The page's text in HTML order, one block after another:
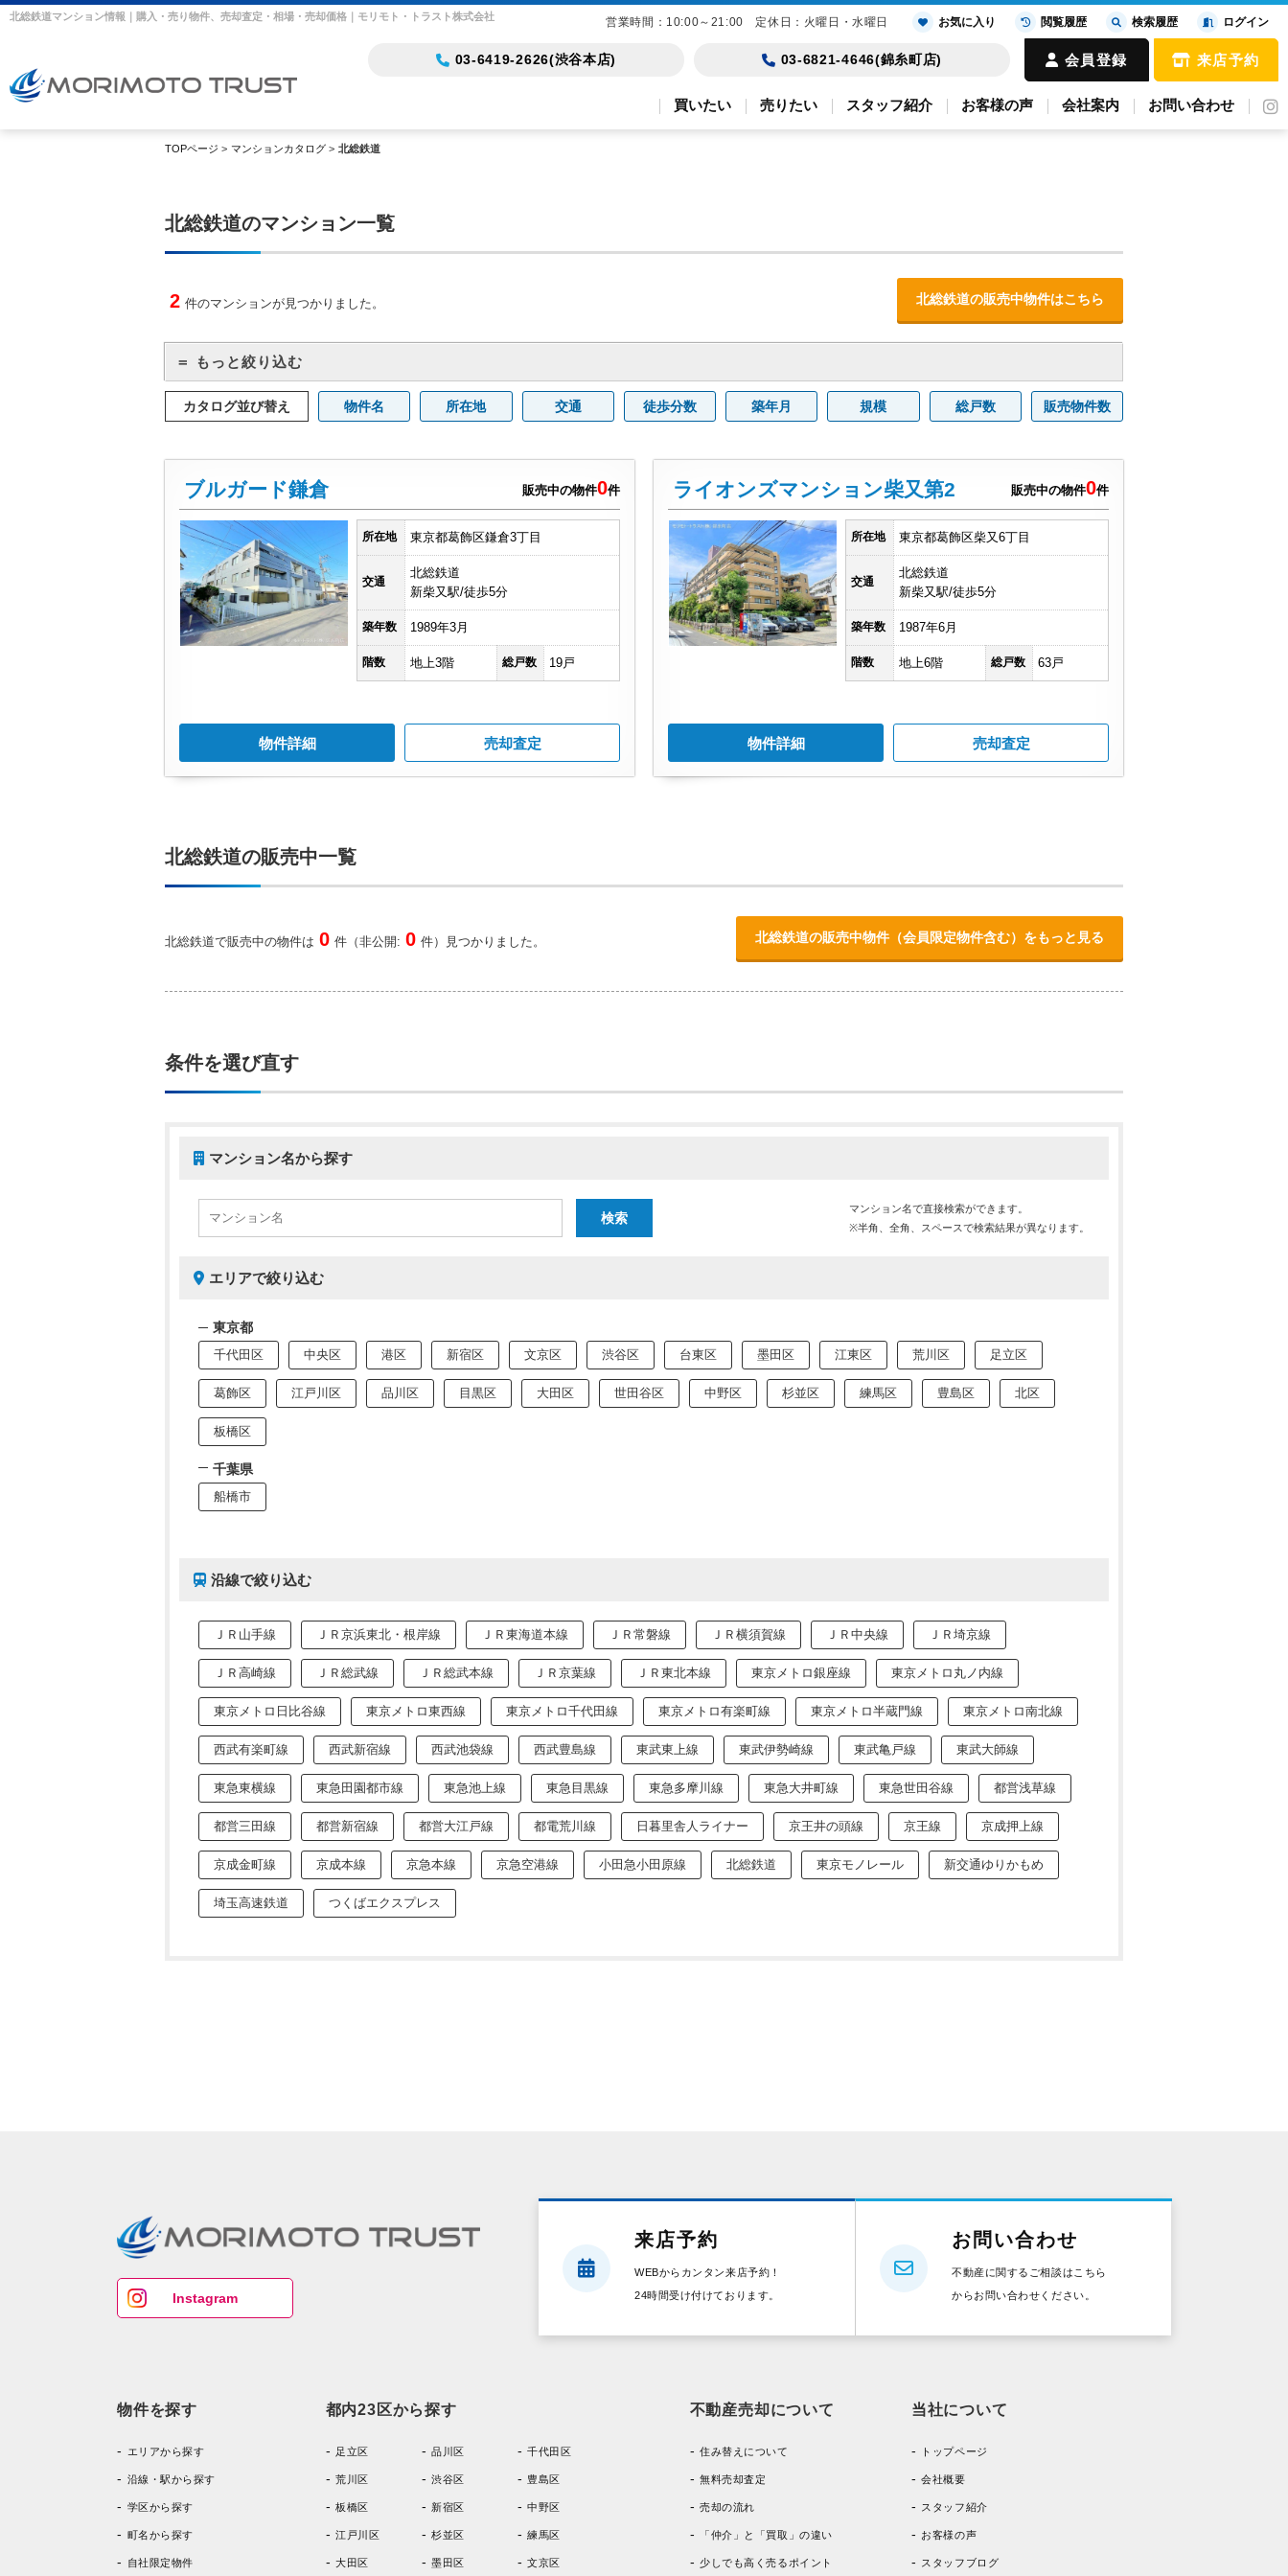
北総鉄道マンション情報｜購入・売り物件、売却査定・相場・売却価格｜モリモト・トラスト株式会社
03-6419-2626(渋谷本店) 03-6821-4646(錦糸町店) 会員登録 来店予約
買いたい 売りたい スタッフ紹介 お客様の声 会社案内 お問い合わせ
TOPページ > マンションカタログ > 北総鉄道
北総鉄道のマンション一覧
2 件のマンションが見つかりました。 北総鉄道の販売中物件はこちら
＝ もっと絞り込む
カタログ並び替え 物件名 所在地 交通 徒歩分数 築年月 規模 総戸数 販売物件数
ブルガード鎌倉 販売中の物件0件
所在地 東京都葛飾区鎌倉3丁目
交通
北総鉄道
新柴又駅/徒歩5分
築年数 1989年3月
階数 地上3階 総戸数 19戸
物件詳細 売却査定
ライオンズマンション柴又第2 販売中の物件0件
所在地 東京都葛飾区柴又6丁目
交通
北総鉄道
新柴又駅/徒歩5分
築年数 1987年6月
階数 地上6階 総戸数 63戸
物件詳細 売却査定
北総鉄道の販売中一覧
北総鉄道で販売中の物件は 0 件（非公開: 0 件）見つかりました。 北総鉄道の販売中物件（会員限定物件含む）をもっと見る
条件を選び直す
マンション名から探す
マンション名で直接検索ができます。
※半角、全角、スペースで検索結果が異なります。
エリアで絞り込む
東京都
千代田区 中央区 港区 新宿区 文京区 渋谷区 台東区 墨田区 江東区 荒川区 足立区
葛飾区 江戸川区 品川区 目黒区 大田区 世田谷区 中野区 杉並区 練馬区 豊島区 北区
板橋区
千葉県
船橋市
沿線で絞り込む
ＪＲ山手線 ＪＲ京浜東北・根岸線 ＪＲ東海道本線 ＪＲ常磐線 ＪＲ横須賀線 ＪＲ中央線 ＪＲ埼京線
ＪＲ高崎線 ＪＲ総武線 ＪＲ総武本線 ＪＲ京葉線 ＪＲ東北本線 東京メトロ銀座線 東京メトロ丸ノ内線
東京メトロ日比谷線 東京メトロ東西線 東京メトロ千代田線 東京メトロ有楽町線 東京メトロ半蔵門線 東京メトロ南北線
西武有楽町線 西武新宿線 西武池袋線 西武豊島線 東武東上線 東武伊勢崎線 東武亀戸線 東武大師線
東急東横線 東急田園都市線 東急池上線 東急目黒線 東急多摩川線 東急大井町線 東急世田谷線 都営浅草線
都営三田線 都営新宿線 都営大江戸線 都電荒川線 日暮里舎人ライナー 京王井の頭線 京王線 京成押上線
京成金町線 京成本線 京急本線 京急空港線 小田急小田原線 北総鉄道 東京モノレール 新交通ゆりかもめ
埼玉高速鉄道 つくばエクスプレス
Instagram
来店予約
WEBからカンタン来店予約！
24時間受け付けております。
お問い合わせ
不動産に関するご相談はこちら
からお問い合わせください。
物件を探す
エリアから探す
沿線・駅から探す
学区から探す
町名から探す
自社限定物件
都内23区から探す
足立区
荒川区
板橋区
江戸川区
大田区
品川区
渋谷区
新宿区
杉並区
墨田区
千代田区
豊島区
中野区
練馬区
文京区
不動産売却について
住み替えについて
無料売却査定
売却の流れ
「仲介」と「買取」の違い
少しでも高く売るポイント
当社について
トップページ
会社概要
スタッフ紹介
お客様の声
スタッフブログ
営業時間：10:00～21:00 定休日：火曜日・水曜日 お気に入り 閲覧履歴 検索履歴 ログイン